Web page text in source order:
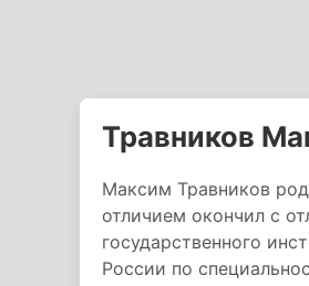
Травников
Максим Травников
отличием окончил с
государственного
России по